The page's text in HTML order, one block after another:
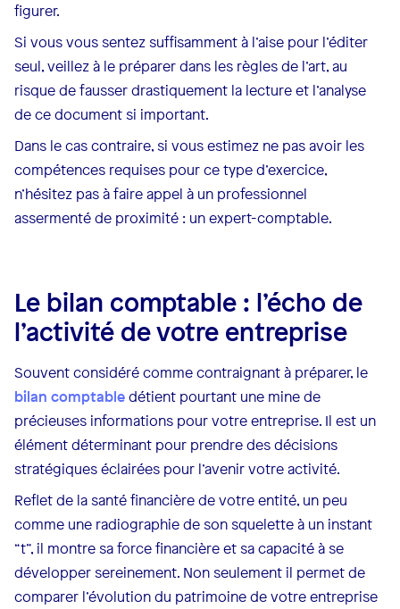
figurer.
Si vous vous sentez suffisamment à l’aise pour l’éditer
seul, veillez à le préparer dans les règles de l’art, au
risque de fausser drastiquement la lecture et l’analyse
de ce document si important.
Dans le cas contraire, si vous estimez ne pas avoir les
compétences requises pour ce type d’exercice,
n’hésitez pas à faire appel à un professionnel
assermenté de proximité : un expert-comptable.
Le bilan comptable : l’écho de
l’activité de votre entreprise
Souvent considéré comme contraignant à préparer, le
bilan comptabledétient pourtant une mine de
précieuses informations pour votre entreprise. Il est un
élément déterminant pour prendre des décisions
stratégiques éclairées pour l’avenir votre activité.
Reflet de la santé financière de votre entité, un peu
comme une radiographie de son squelette à un instant
“t”, il montre sa force financière et sa capacité à se
développer sereinement. Non seulement il permet de
comparer l’évolution du patrimoine de votre entreprise